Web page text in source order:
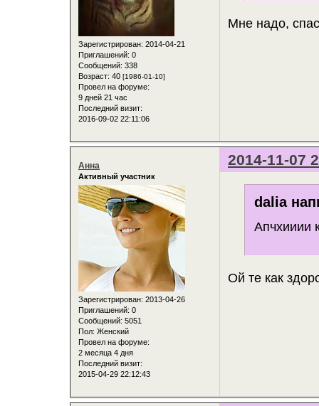
Зарегистрирован: 2014-04-21
Приглашений: 0
Сообщений: 338
Возраст: 40 [1986-01-10]
Провел на форуме:
9 дней 21 час
Последний визит:
2016-09-02 22:11:06
Мне надо,
2014-11-07
Анна
Активный участник
Зарегистрирован: 2013-04-26
Приглашений: 0
Сообщений: 5051
Пол: Женский
Провел на форуме:
2 месяца 4 дня
Последний визит:
2015-04-29 22:12:43
dalia
Апчхииии
Ой те как